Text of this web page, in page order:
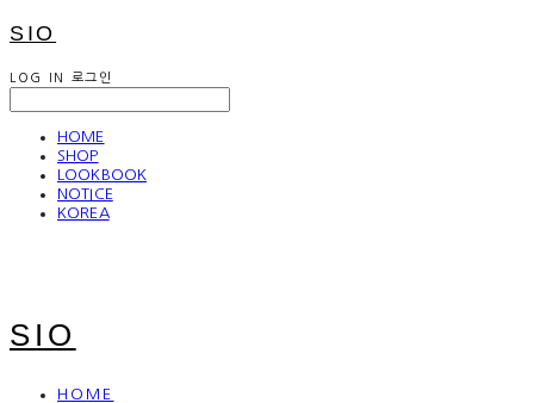
SIO
LOG IN 로그인
HOME
SHOP
LOOKBOOK
NOTICE
KOREA
SIO
HOME